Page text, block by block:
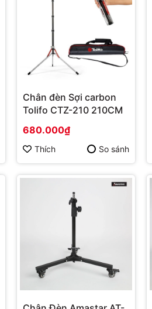
Chân đèn Sợi carbon
Tolifo CTZ-210 210CM
680.000₫
Thích So sánh